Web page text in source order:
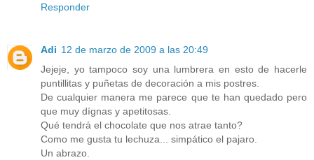
Responder
Adi 12 de marzo de 2009 a las 20:49
Jejeje, yo tampoco soy una lumbrera en esto de hacerle
puntillitas y puñetas de decoración a mis postres.
De cualquier manera me parece que te han quedado pero
que muy dígnas y apetitosas.
Qué tendrá el chocolate que nos atrae tanto?
Como me gusta tu lechuza... simpático el pajaro.
Un abrazo.